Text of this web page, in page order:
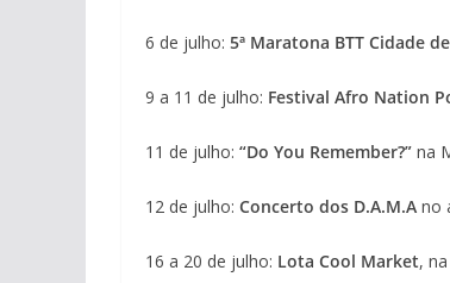
6 de julho: 5ª Maratona BTT Cidade
9 a 11 de julho: Festival Afro Nation
11 de julho: “Do You Remember?” na
12 de julho: Concerto dos D.A.M.A no
16 a 20 de julho: Lota Cool Market,